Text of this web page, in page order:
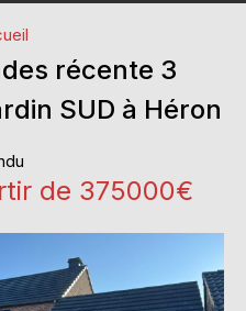
récente 3
SUD à Héron
de 375000€